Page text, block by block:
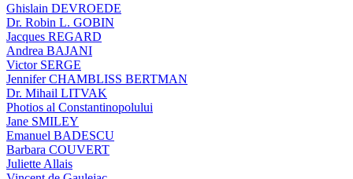
Ghislain DEVROEDE
Dr. Robin L. GOBIN
Jacques REGARD
Andrea BAJANI
Victor SERGE
Jennifer CHAMBLISS BERTMAN
Dr. Mihail LITVAK
Photios al Constantinopolului
Jane SMILEY
Emanuel BADESCU
Barbara COUVERT
Juliette Allais